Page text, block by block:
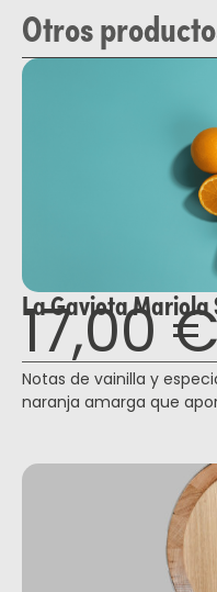
Otros
La Gaviota Mariola
17,00
Notas de vainilla y
naranja amarga que